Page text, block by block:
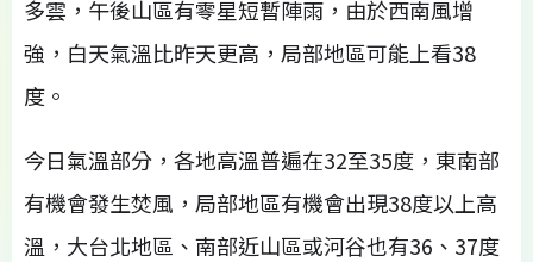
多雲，午後山區有零星短暫陣雨，由於西南風增
強，白天氣溫比昨天更高，局部地區可能上看38
度。
今日氣溫部分，各地高溫普遍在32至35度，東南部
有機會發生焚風，局部地區有機會出現38度以上高
溫，大台北地區、南部近山區或河谷也有36、37度